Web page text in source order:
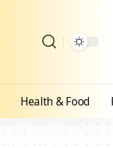
Health & Food